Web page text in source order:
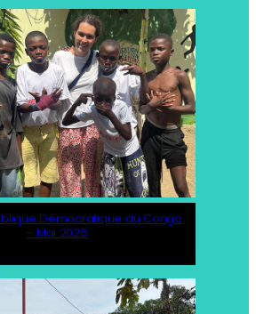
Démocratique du Congo
– Mai 2026